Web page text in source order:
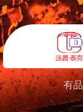
有